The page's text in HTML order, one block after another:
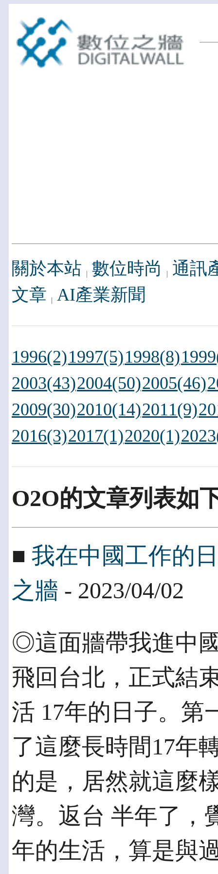
關於本站 數位時尚
通訊
文章 AI產業新聞
1996(2)1997(5)1998(8)
2003(43)2004(50)2005(46)
2009(30)2010(14)2011(9)
2016(3)2017(1)2020(1)
O2O的文章列表如
■ 我在中國工作的
之牆 - 2023/04/02
◎這面牆帶我進中
飛回台北，正式結
活 17年的日子。第
了這麼長時間17年
的是，居然就這麼
灣。返台 半年了，
年的生活，算是與